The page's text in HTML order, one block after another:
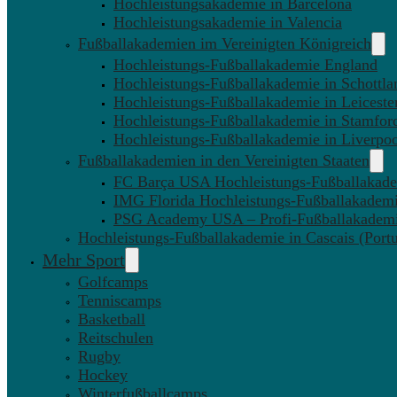
Hochleistungsakademie in Valencia
Fußballakademien im Vereinigten Königreich
Hochleistungs-Fußballakademie England
Hochleistungs-Fußballakademie in
Hochleistungs-Fußballakademie in
Hochleistungs-Fußballakademie in
Hochleistungs-Fußballakademie in
Fußballakademien in den Vereinigten Staaten
FC Barça USA Hochleistungs-
IMG Florida Hochleistungs-
PSG Academy USA – Profi-
Hochleistungs-Fußballakademie in Cascais
Mehr Sport
Golfcamps
Tenniscamps
Basketball
Reitschulen
Rugby
Hockey
Winterfußballcamps